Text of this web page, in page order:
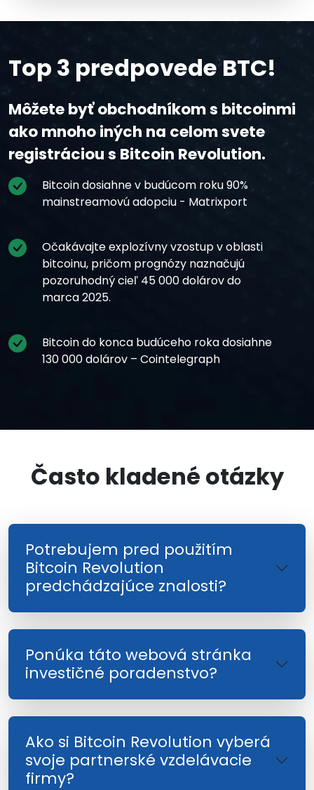
Top 3 predpovede BTC!
Môžete byť obchodníkom s bitcoinmi
ako mnoho iných na celom svete
registráciou s Bitcoin Revolution.
Bitcoin dosiahne v budúcom roku 90%
mainstreamovú adopciu - Matrixport
Očakávajte explozívny vzostup v oblasti
bitcoinu, pričom prognózy naznačujú
pozoruhodný cieľ 45 000 dolárov do
marca 2025.
Bitcoin do konca budúceho roka dosiahne
130 000 dolárov – Cointelegraph
Často kladené otázky
Potrebujem pred použitím
Bitcoin Revolution
predchádzajúce znalosti?
Ponúka táto webová stránka
investičné poradenstvo?
Ako si Bitcoin Revolution vyberá
svoje partnerské vzdelávacie
firmy?